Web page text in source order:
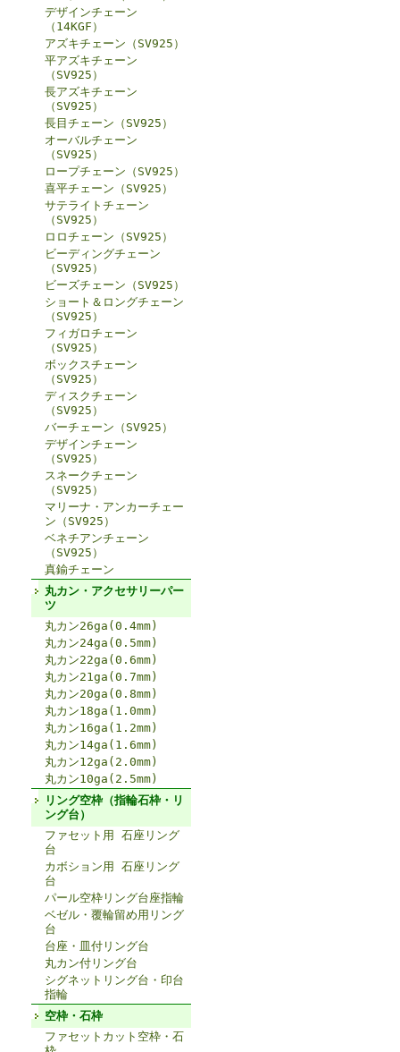
デザインチェーン
（14KGF）
アズキチェーン（SV925）
平アズキチェーン
（SV925）
長アズキチェーン
（SV925）
長目チェーン（SV925）
オーバルチェーン
（SV925）
ロープチェーン（SV925）
喜平チェーン（SV925）
サテライトチェーン
（SV925）
ロロチェーン（SV925）
ビーディングチェーン
（SV925）
ビーズチェーン（SV925）
ショート＆ロングチェーン
（SV925）
フィガロチェーン
（SV925）
ボックスチェーン
（SV925）
ディスクチェーン
（SV925）
バーチェーン（SV925）
デザインチェーン
（SV925）
スネークチェーン
（SV925）
マリーナ・アンカーチェー
ン（SV925）
ベネチアンチェーン
（SV925）
真鍮チェーン
丸カン・アクセサリーパー
ツ
丸カン26ga(0.4mm)
丸カン24ga(0.5mm)
丸カン22ga(0.6mm)
丸カン21ga(0.7mm)
丸カン20ga(0.8mm)
丸カン18ga(1.0mm)
丸カン16ga(1.2mm)
丸カン14ga(1.6mm)
丸カン12ga(2.0mm)
丸カン10ga(2.5mm)
リング空枠（指輪石枠・リ
ング台）
ファセット用 石座リング
台
カボション用 石座リング
台
パール空枠リング台座指輪
ベゼル・覆輪留め用リング
台
台座・皿付リング台
丸カン付リング台
シグネットリング台・印台
指輪
空枠・石枠
ファセットカット空枠・石